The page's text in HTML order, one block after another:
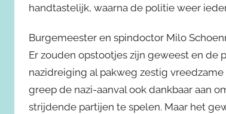
handtastelijk, waarna de politie weer
Burgemeester en spindoctor Milo
Er zouden opstootjes zijn geweest en de
nazidreiging al pakweg zestig
greep de nazi-aanval ook dankbaar aan
strijdende partijen te spelen. Maar het